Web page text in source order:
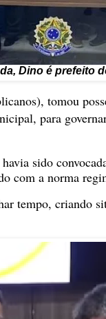
Dino é prefeito
tomou
para
sido
com a norma
tempo, criando